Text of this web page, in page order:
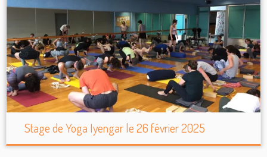
Stage de Yoga Iyengar le 26 février 2025